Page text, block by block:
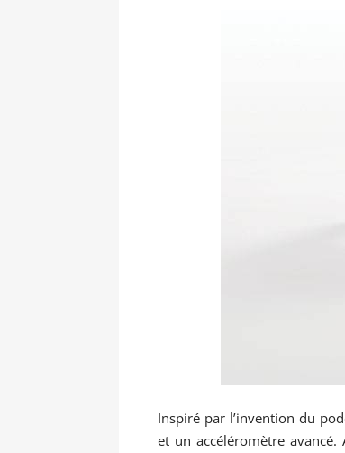
Inspiré par l’invention du
et un accéléromètre